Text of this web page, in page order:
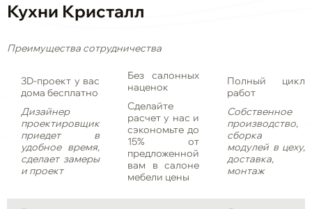
Кухни Кристалл
Преимущества сотрудничества
3D-проект у вас
дома бесплатно
Дизайнер
проектировщик
приедет в
удобное время,
сделает замеры
и проект
Без салонных
наценок
Сделайте
расчет у нас и
сэкономьте до
15% от
предложенной
вам в салоне
мебели цены
Полный цикл
работ
Собственное
производство,
сборка
модулей в цеху,
доставка,
монтаж